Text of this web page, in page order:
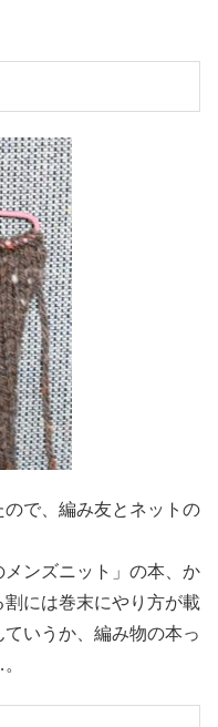
で、編み友とネットの
ンズニット」の本、か
には巻末にやり方が載
いうか、編み物の本っ